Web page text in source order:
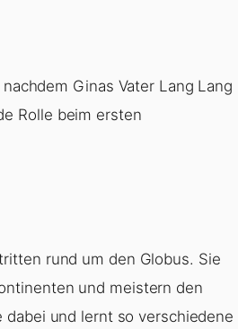
Ginas Vater Lang Lang
Rolle beim ersten
rund um den Globus. Sie
und meistern den
dabei und lernt so verschiedene